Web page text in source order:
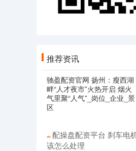
推荐资讯
驰盈配资官网 扬州：瘦西湖
畔“人才夜市”火热开启 烟火
气里聚“人气”_岗位_企业_景
区
配操盘配资平台 刹车电
该怎么处理